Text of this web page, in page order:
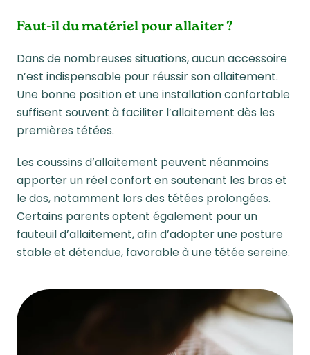
Faut-il du matériel pour allaiter ?
Dans de nombreuses situations, aucun accessoire
n’est indispensable pour réussir son allaitement.
Une bonne position et une installation confortable
suffisent souvent à faciliter l’allaitement dès les
premières tétées.
Les coussins d’allaitement peuvent néanmoins
apporter un réel confort en soutenant les bras et
le dos, notamment lors des tétées prolongées.
Certains parents optent également pour un
fauteuil d’allaitement, afin d’adopter une posture
stable et détendue, favorable à une tétée sereine.